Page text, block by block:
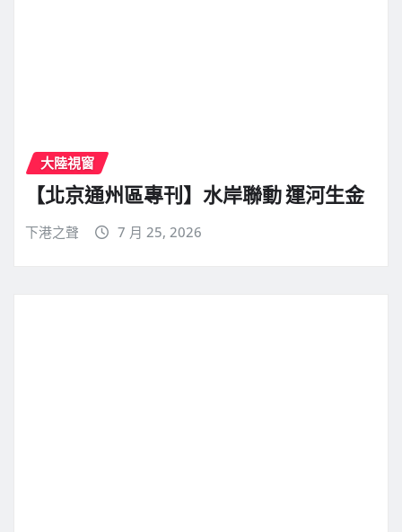
大陸視窗
【北京通州區專刊】水岸聯動 運河生金
下港之聲 7 月 25, 2026